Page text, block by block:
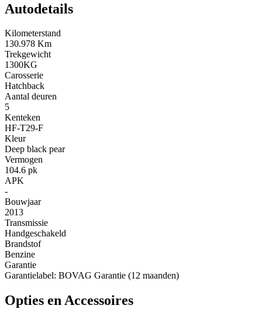
Autodetails
Kilometerstand
130.978 Km
Trekgewicht
1300KG
Carosserie
Hatchback
Aantal deuren
5
Kenteken
HF-T29-F
Kleur
Deep black pear
Vermogen
104.6 pk
APK
-
Bouwjaar
2013
Transmissie
Handgeschakeld
Brandstof
Benzine
Garantie
Garantielabel: BOVAG Garantie (12 maanden)
Opties en Accessoires